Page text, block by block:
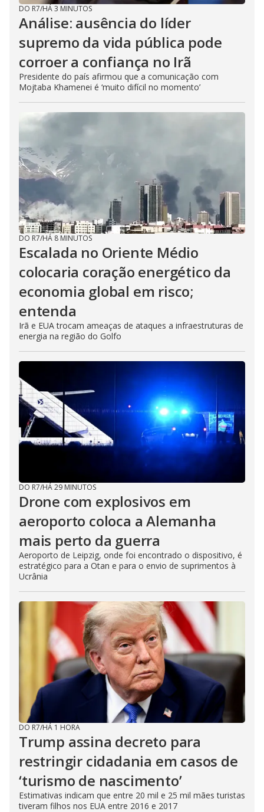
DO R7/HÁ 3 MINUTOS
Análise: ausência do líder
supremo da vida pública pode
corroer a confiança no Irã
Presidente do país afirmou que a comunicação com
Mojtaba Khamenei é ‘muito difícil no momento’
DO R7/HÁ 8 MINUTOS
Escalada no Oriente Médio
colocaria coração energético da
economia global em risco;
entenda
Irã e EUA trocam ameaças de ataques a infraestruturas de
energia na região do Golfo
DO R7/HÁ 29 MINUTOS
Drone com explosivos em
aeroporto coloca a Alemanha
mais perto da guerra
Aeroporto de Leipzig, onde foi encontrado o dispositivo, é
estratégico para a Otan e para o envio de suprimentos à
Ucrânia
DO R7/HÁ 1 HORA
Trump assina decreto para
restringir cidadania em casos de
‘turismo de nascimento’
Estimativas indicam que entre 20 mil e 25 mil mães turistas
tiveram filhos nos EUA entre 2016 e 2017